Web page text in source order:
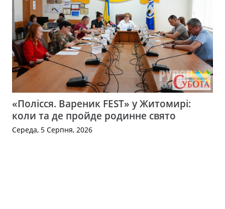
«Полісся. Вареник FEST» у Житомирі:
коли та де пройде родинне свято
Середа, 5 Серпня, 2026